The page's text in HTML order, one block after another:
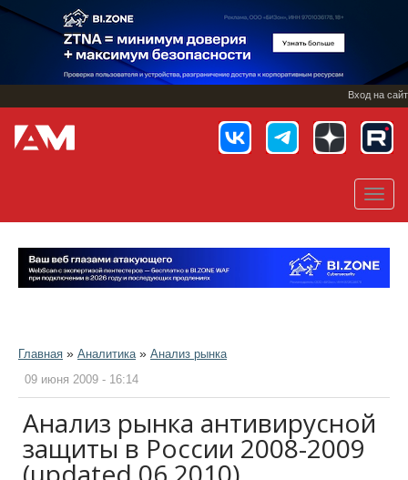
Перейти
основному
Вход на сайт
Главная » Аналитика » Анализ рынка
09 июня 2009 - 16:14
Анализ рынка антивирусной
защиты в России 2008-2009